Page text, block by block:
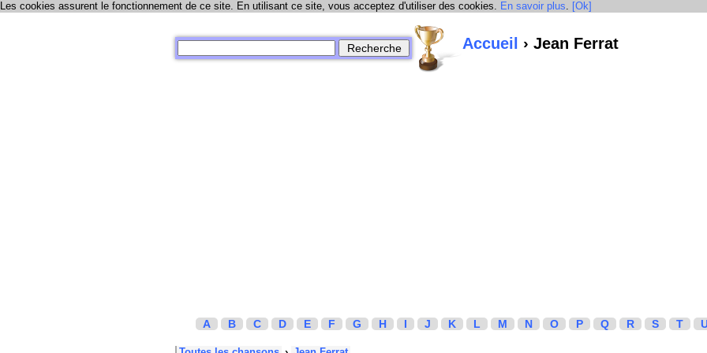
Les cookies assurent le fonctionnement de ce site. En utilisant ce site, vous acceptez d'utiliser des cookies. En savoir plus. [Ok]
Accueil › Jean Ferrat
A B C D E F G H I J K L M N O P Q R S T